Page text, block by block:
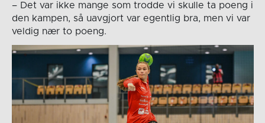
– Det var ikke mange som trodde vi skulle ta poeng i
den kampen, så uavgjort var egentlig bra, men vi var
veldig nær to poeng.